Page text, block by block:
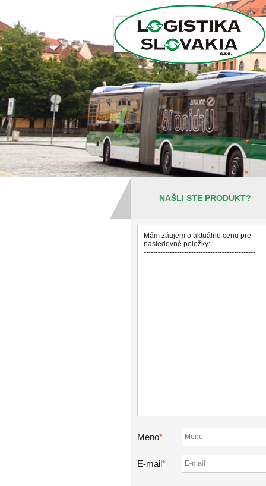
NAŠLI STE PRODUKT?
Mám záujem o aktuálnu cenu pre
nasledovné položky:
-----------------------------------------------
Meno*
E-mail*